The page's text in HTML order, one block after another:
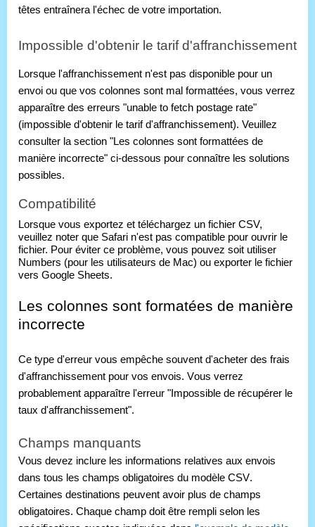
têtes entraînera l'échec de votre importation.
Impossible d'obtenir le tarif d'affranchissement
Lorsque l'affranchissement n'est pas disponible pour un
envoi ou que vos colonnes sont mal formattées, vous verrez
apparaître des erreurs "unable to fetch postage rate"
(impossible d'obtenir le tarif d'affranchissement). Veuillez
consulter la section "Les colonnes sont formattées de
manière incorrecte" ci-dessous pour connaître les solutions
possibles.
Compatibilité
Lorsque vous exportez et téléchargez un fichier CSV,
veuillez noter que Safari n'est pas compatible pour ouvrir le
fichier. Pour éviter ce problème, vous pouvez soit utiliser
Numbers (pour les utilisateurs de Mac) ou exporter le fichier
vers Google Sheets.
Les colonnes sont formatées de manière
incorrecte
Ce type d'erreur vous empêche souvent d'acheter des frais
d'affranchissement pour vos envois. Vous verrez
probablement apparaître l'erreur "Impossible de récupérer le
taux d'affranchissement".
Champs manquants
Vous devez inclure les informations relatives aux envois
dans tous les champs obligatoires du modèle CSV.
Certaines destinations peuvent avoir plus de champs
obligatoires. Chaque champ doit être rempli selon les